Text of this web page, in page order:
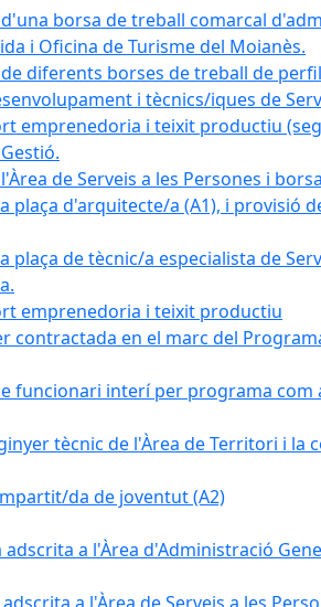
borsa de treball comarcal
i Oficina de Turisme del Moianès.
diferents borses de treball de
i tècnics/iques de
emprenedoria i teixit productiu
de Serveis a les Persones i
plaça d'arquitecte/a (A1), i provisió
de tècnic/a especialista de
emprenedoria i teixit productiu
contractada en el marc del
funcionari interí per programa
tècnic de l'Àrea de Territori i
da de joventut (A2)
a l'Àrea d'Administració